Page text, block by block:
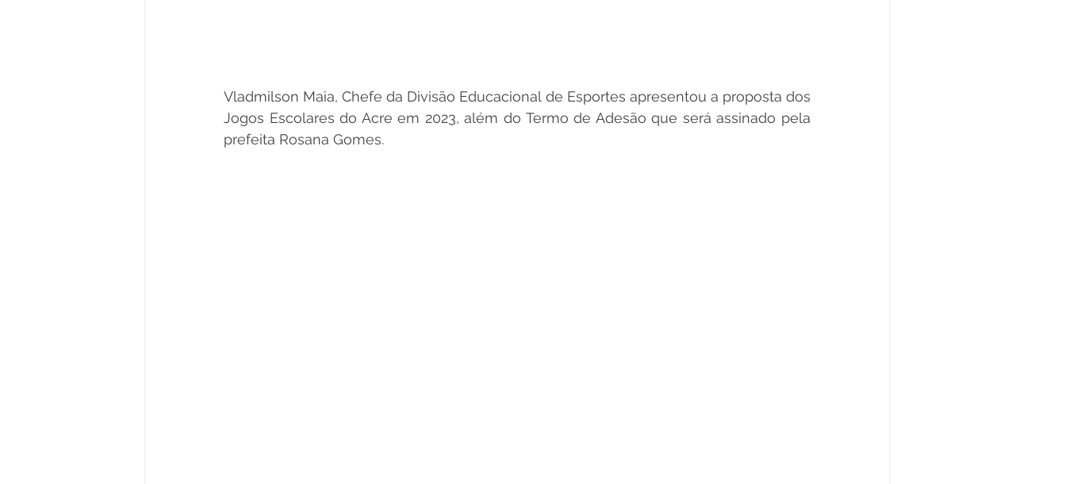
Vladmilson Maia, Chefe da Divisão Educacional de Esportes apresentou a proposta dos
Jogos Escolares do Acre em 2023, além do Termo de Adesão que será assinado pela
prefeita Rosana Gomes.